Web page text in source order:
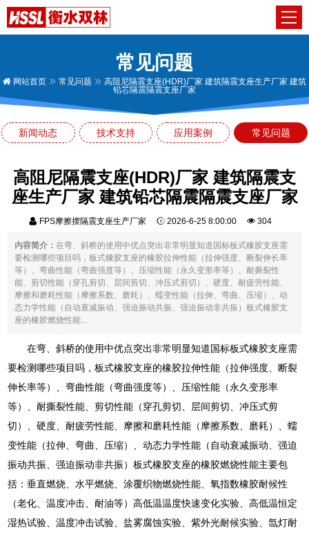
常见问题
网站首页 常见问题
高阻尼隔震支座(HDR)厂家 建筑隔震支座生产厂家 建筑
铅芯隔震隔震支座厂家
新闻动态 技术支持 应用案例 常见问题
高阻尼隔震支座(HDR)厂家 建筑隔震支
座生产厂家 建筑铅芯隔震隔震支座厂家
FPS摩擦摆隔震支座生产厂家 2026-6-25 8:00:00 304
内容简介：在弯、斜桥的使用中优点突出非常明显知道国标板式橡胶支座需
要检测哪些项目吗，板式橡胶支座的橡胶拉伸性能（拉伸强度、断裂伸长率
等）、弯曲性能（弯曲强度等）、压缩性能（永久变形率等）、耐撕裂性
能、剪切性能（穿孔剪切、层间剪切、冲压式剪切）、硬度、耐疲劳性能、
摩擦和磨耗性能（摩擦系数、磨耗）、蠕变性能（拉伸、弯曲、压缩）、动
态力学性能（自动衰减振动、强迫振动共振、强迫振动非共振）板式橡胶支
座的橡胶燃烧性能...
在弯、斜桥的使用中优点突出非常明显知道国标板式橡胶支座需
要检测哪些项目吗，板式橡胶支座的橡胶拉伸性能（拉伸强度、断裂
伸长率等）、弯曲性能（弯曲强度等）、压缩性能（永久变形率
等）、耐撕裂性能、剪切性能（穿孔剪切、层间剪切、冲压式剪
切）、硬度、耐疲劳性能、摩擦和磨耗性能（摩擦系数、磨耗）、蠕
变性能（拉伸、弯曲、压缩）、动态力学性能（自动衰减振动、强迫
振动共振、强迫振动非共振）板式橡胶支座的橡胶燃烧性能主要包
括：垂直燃烧、水平燃烧、涂覆织物燃烧性能、氧指数橡胶耐候性
（老化、温度冲击、耐油等）高低温温度快速变化实验、高低温恒定
湿热试验、温度冲击试验、盐雾腐蚀实验、紫外光耐候实验、氙灯耐